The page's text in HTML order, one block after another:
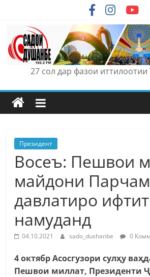
content
27 сол дар фазои
Президент
Восеъ: Пешвои
майдони
давлатиро
намуданд
04.10.2021 sado_dushanbe 0
4 октябр Асосгузори сулҳу
Пешвои миллат, Президенти